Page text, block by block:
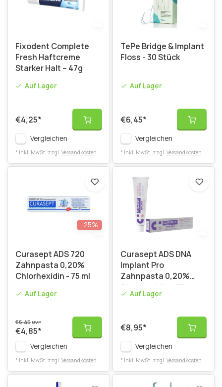
Fixodent Complete
Fresh Haftcreme
Starker Halt – 47g
Auf Lager
€4,25*
Vergleichen
* Inkl. MwSt. zzgl. Versandkosten
TePe Bridge & Implant
Floss - 30 Stück
Auf Lager
€6,45*
Vergleichen
* Inkl. MwSt. zzgl. Versandkosten
-25%
Curasept ADS 720
Zahnpasta 0,20%
Chlorhexidin - 75 ml
Auf Lager
€6,45UVP
€4,85*
Vergleichen
* Inkl. MwSt. zzgl. Versandkosten
Curasept ADS DNA
Implant Pro
Zahnpasta 0,20%
Chlorhexidin - 75 ml
Auf Lager
€8,95*
Vergleichen
* Inkl. MwSt. zzgl. Versandkosten